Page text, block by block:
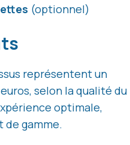
(optionnel)
représentent un
selon la qualité du
optimale,
de gamme.